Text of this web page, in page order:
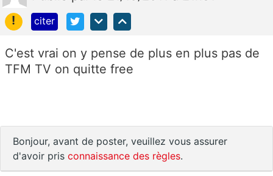
!
citer
C'est vrai on y pense de plus en plus pas de
TFM TV on quitte free
Bonjour, avant de poster, veuillez vous assurer
d'avoir pris connaissance des règles.